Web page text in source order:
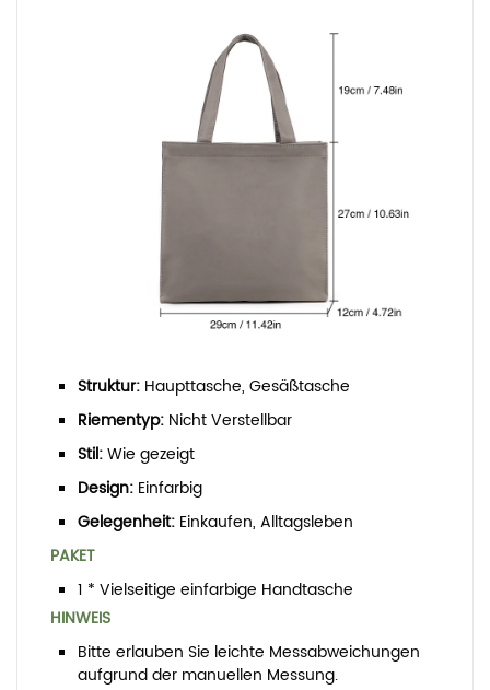
Struktur: Haupttasche, Gesäßtasche
Riementyp: Nicht Verstellbar
Stil:Wie gezeigt
Design: Einfarbig
Gelegenheit: Einkaufen, Alltagsleben
PAKET
1 * Vielseitige einfarbige Handtasche
HINWEIS
Bitte erlauben Sie leichte Messabweichungen
aufgrund der manuellen Messung.